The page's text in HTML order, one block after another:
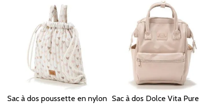
Sac à dos poussette en nylon Sac à dos Dolce Vita Pure